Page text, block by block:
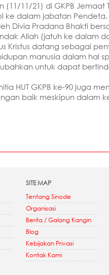
(11/11/21) di GKPB
ke dalam jabatan
Divia Pradana Bhakti
Allah (jatuh ke dalam
Kristus datang sebagai
manusia dalam hal
untuk dapat
HUT GKPB ke-90 juga
baik meskipun dalam
SITE MAP
Tentang Sinode
Organisasi
Berita / Galang Kangin
Blog
Kebijakan Privasi
Kontak Kami